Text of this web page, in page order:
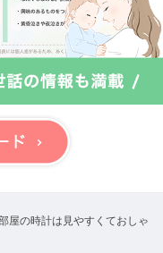
屋の時計は見やすくておしゃ